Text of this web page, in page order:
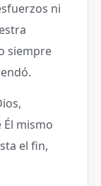
ni
siempre
mismo
el fin,